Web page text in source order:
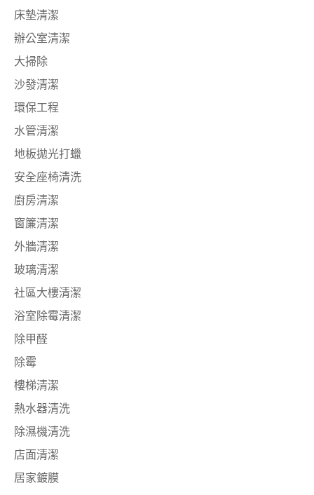
床墊清潔
辦公室清潔
大掃除
沙發清潔
環保工程
水管清潔
地板拋光打蠟
安全座椅清洗
廚房清潔
窗簾清潔
外牆清潔
玻璃清潔
社區大樓清潔
浴室除霉清潔
除甲醛
除霉
樓梯清潔
熱水器清洗
除濕機清洗
店面清潔
居家鍍膜